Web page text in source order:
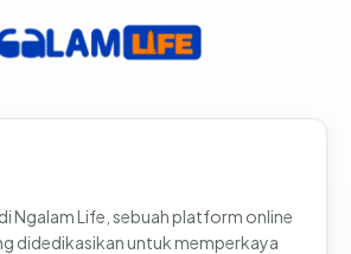
Ngalam Life, sebuah platform online
didedikasikan untuk memperkaya